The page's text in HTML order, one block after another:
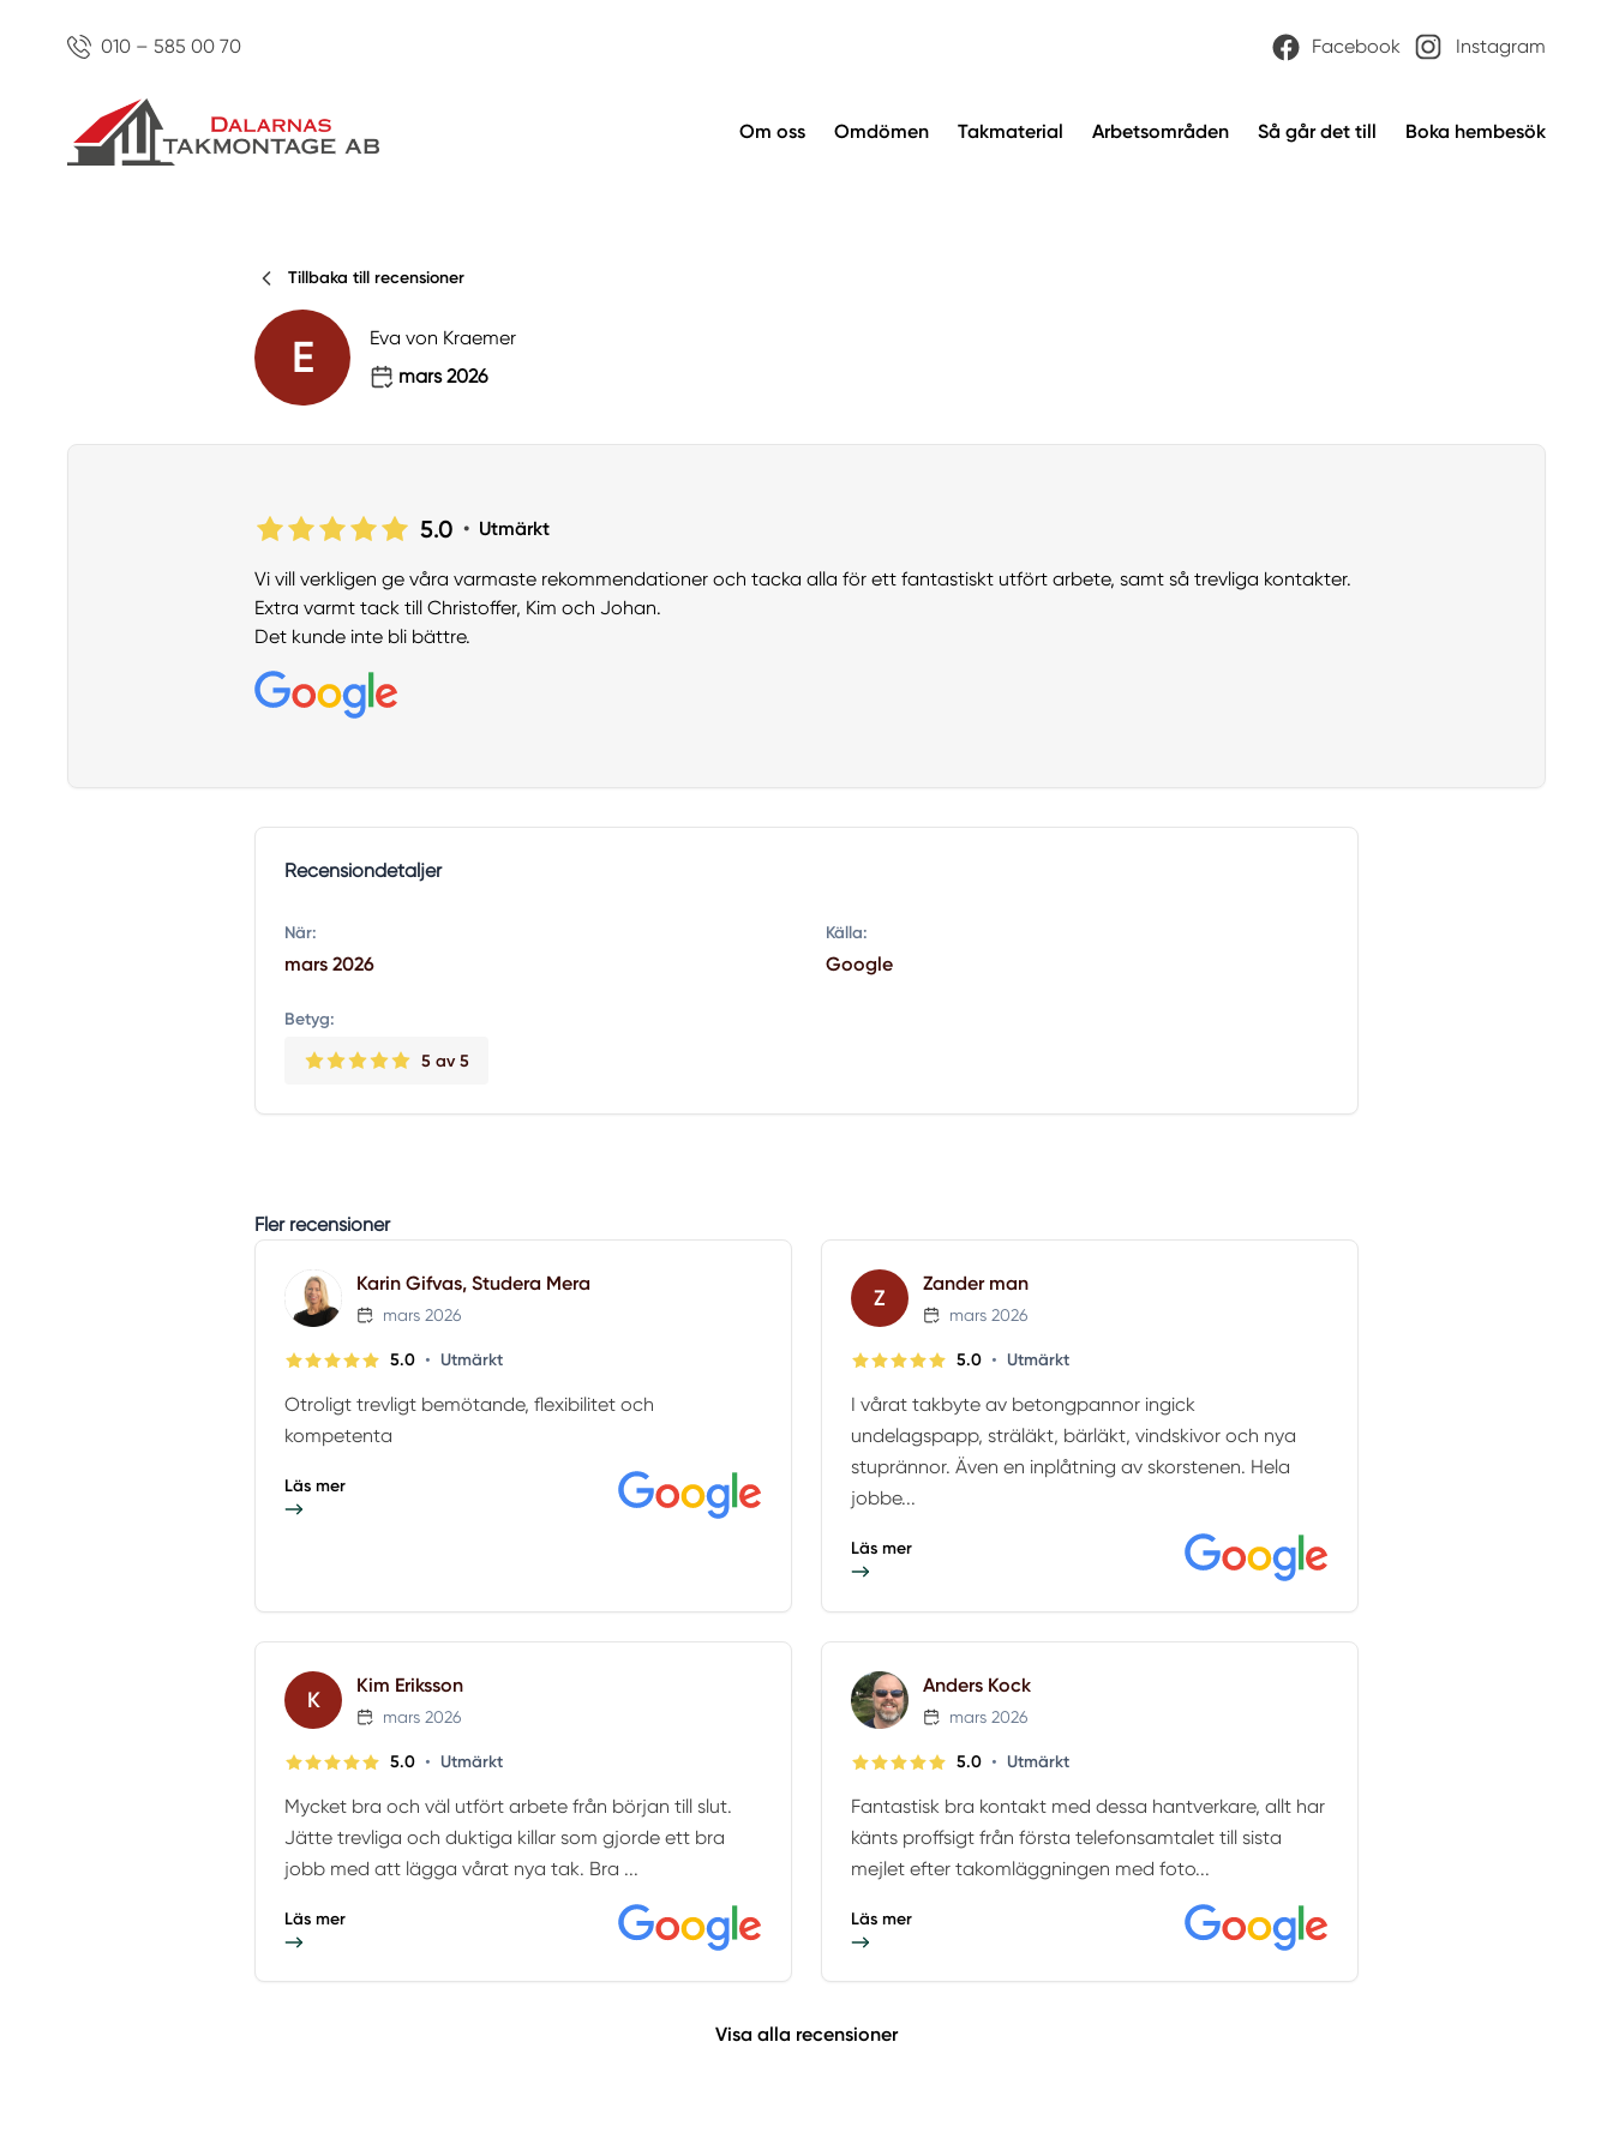
010 – 585 00 70 Facebook Instagram
Om oss Omdömen Takmaterial Arbetsområden Så går det till Boka hembesök
Tillbaka till recensioner
E
Eva von Kraemer
mars 2026
5.0 • Utmärkt
Vi vill verkligen ge våra varmaste rekommendationer och tacka alla för ett fantastiskt utfört arbete, samt så trevliga kontakter.
Extra varmt tack till Christoffer, Kim och Johan.
Det kunde inte bli bättre.
Recensiondetaljer
När:
mars 2026
Källa:
Google
Betyg:
5 av 5
Fler recensioner
Karin Gifvas, Studera Mera
mars 2026
5.0 • Utmärkt
Otroligt trevligt bemötande, flexibilitet och
kompetenta
Läs mer
Z
Zander man
mars 2026
5.0 • Utmärkt
I vårat takbyte av betongpannor ingick
undelagspapp, sträläkt, bärläkt, vindskivor och nya
stuprännor. Även en inplåtning av skorstenen. Hela
jobbe...
Läs mer
K
Kim Eriksson
mars 2026
5.0 • Utmärkt
Mycket bra och väl utfört arbete från början till slut.
Jätte trevliga och duktiga killar som gjorde ett bra
jobb med att lägga vårat nya tak. Bra ...
Läs mer
Anders Kock
mars 2026
5.0 • Utmärkt
Fantastisk bra kontakt med dessa hantverkare, allt har
känts proffsigt från första telefonsamtalet till sista
mejlet efter takomläggningen med foto...
Läs mer
Visa alla recensioner